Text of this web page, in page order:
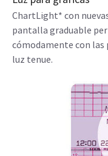
ChartLight* con
pantalla graduable
cómodamente con las
luz tenue.